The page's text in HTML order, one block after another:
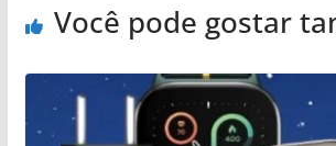
Você pode gostar